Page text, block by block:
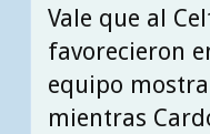
Vale que al
favorecieron
equipo
mientras